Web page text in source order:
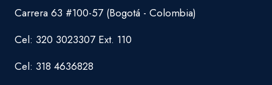
Carrera 63 #100-57 (Bogotá - Colombia)
Cel: 320 3023307 Ext. 110
Cel: 318 4636828